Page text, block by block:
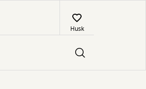
Husk